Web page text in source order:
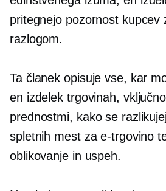
pritegnejo pozornost kupcev
razlogom.
Ta članek opisuje vse, kar
en izdelek trgovinah,
prednostmi, kako se
spletnih mest za e-trgovino
oblikovanje in uspeh.